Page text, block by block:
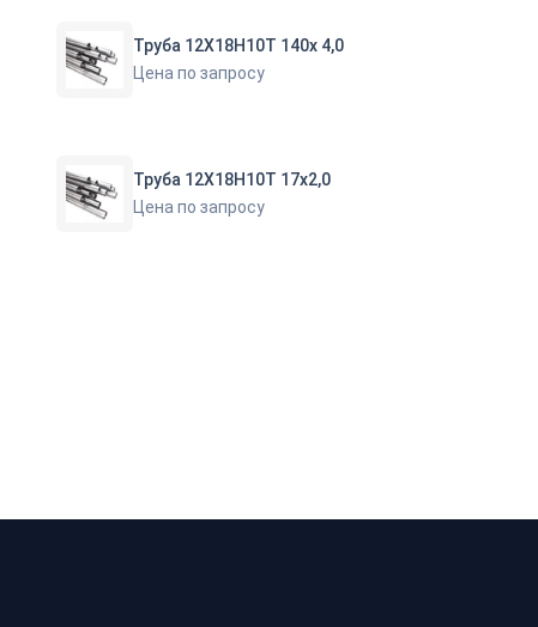
Труба 12Х18Н10Т 140х 4,0
Цена по запросу
Труба 12Х18Н10Т 17х2,0
Цена по запросу